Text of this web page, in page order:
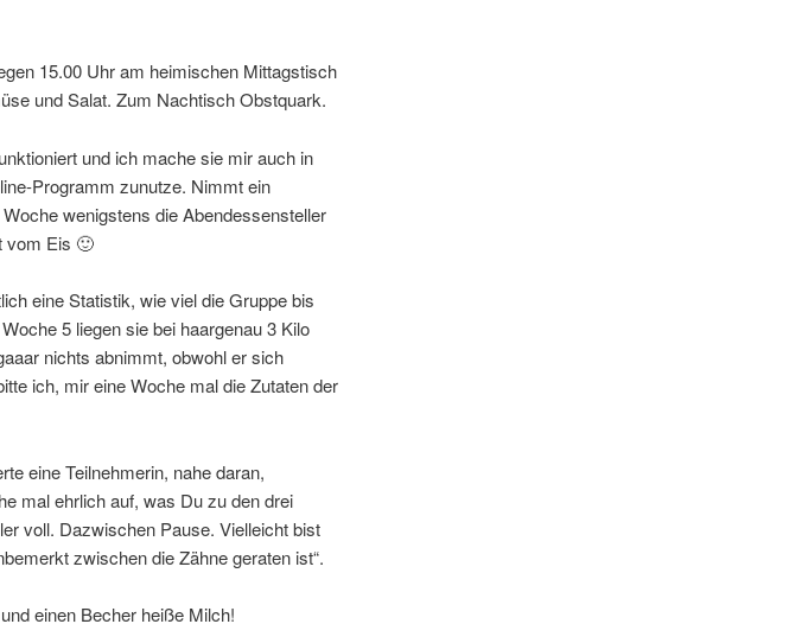
15.00 Uhr am heimischen Mittagstisch
und Salat. Zum Nachtisch Obstquark.
und ich mache sie mir auch in
Programm zunutze. Nimmt ein
wenigstens die Abendessensteller
vom Eis 🙂
eine Statistik, wie viel die Gruppe bis
5 liegen sie bei haargenau 3 Kilo
nichts abnimmt, obwohl er sich
ich, mir eine Woche mal die Zutaten der
eine Teilnehmerin, nahe daran,
mal ehrlich auf, was Du zu den drei
voll. Dazwischen Pause. Vielleicht bist
zwischen die Zähne geraten ist“.
einen Becher heiße Milch!